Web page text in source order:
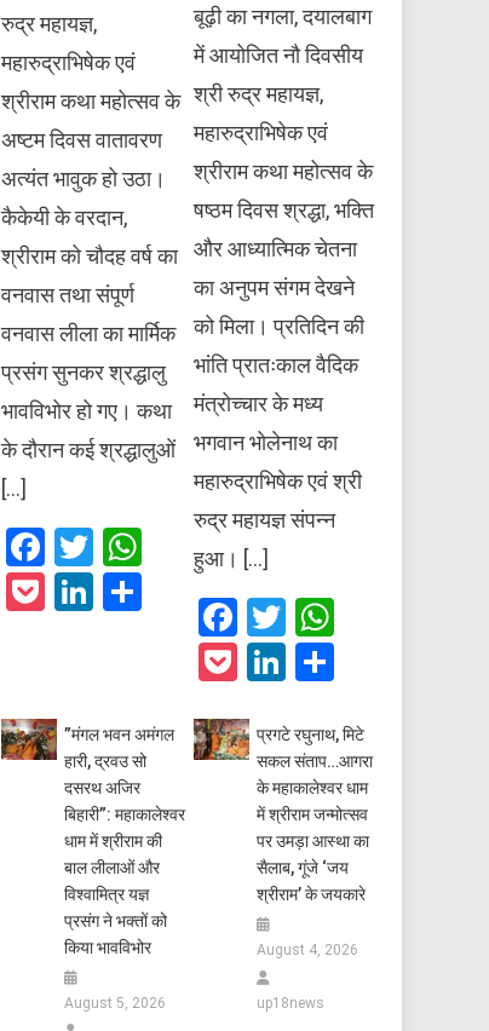
रुद्र महायज्ञ,
महारुद्राभिषेक एवं
श्रीराम कथा महोत्सव के
अष्टम दिवस वातावरण
अत्यंत भावुक हो उठा।
कैकेयी के वरदान,
श्रीराम को चौदह वर्ष का
वनवास तथा संपूर्ण
वनवास लीला का मार्मिक
प्रसंग सुनकर श्रद्धालु
भावविभोर हो गए। कथा
के दौरान कई श्रद्धालुओं
[…]
Facebook
TwitterWhatsApp
PocketLinkedIn
Share
बूढ़ी का नगला, दयालबाग
में आयोजित नौ दिवसीय
श्री रुद्र महायज्ञ,
महारुद्राभिषेक एवं
श्रीराम कथा महोत्सव के
षष्ठम दिवस श्रद्धा, भक्ति
और आध्यात्मिक चेतना
का अनुपम संगम देखने
को मिला। प्रतिदिन की
भांति प्रातःकाल वैदिक
मंत्रोच्चार के मध्य
भगवान भोलेनाथ का
महारुद्राभिषेक एवं श्री
रुद्र महायज्ञ संपन्न
हुआ। […]
Facebook
Twitter
PocketLinkedIn
​”मंगल भवन अमंगल
हारी, द्रवउ सो
दसरथ अजिर
बिहारी”: महाकालेश्वर
धाम में श्रीराम की
बाल लीलाओं और
विश्वामित्र यज्ञ
प्रसंग ने भक्तों को
किया भावविभोर
August 5, 2026
प्रगटे रघुनाथ, मिटे
सकल संताप…आगरा
के महाकालेश्वर धाम
में श्रीराम जन्मोत्सव
पर उमड़ा आस्था का
सैलाब, गूंजे ‘जय
श्रीराम’ के जयकारे
August 4, 2026
up18news